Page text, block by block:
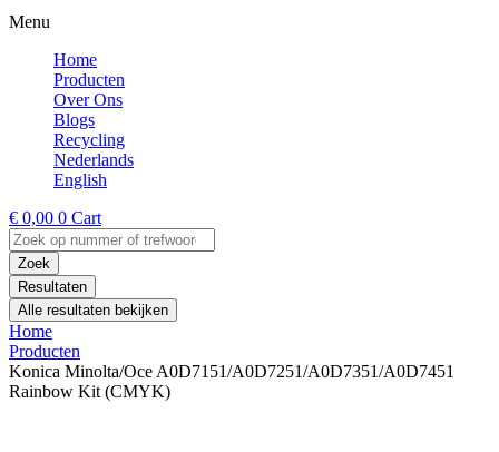
Menu
Home
Producten
Over Ons
Blogs
Recycling
Nederlands
English
€ 0,00 0 Cart
Search
...Zoek
Resultaten
Alle resultaten bekijken
Home
Producten
Konica Minolta/Oce A0D7151/A0D7251/A0D7351/A0D7451
Rainbow Kit (CMYK)